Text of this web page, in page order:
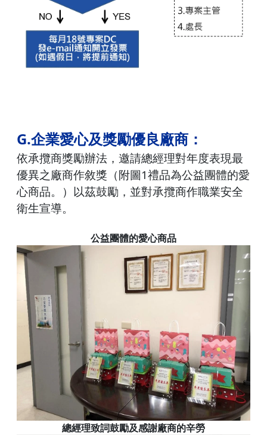
G.企業愛心及獎勵優良廠商：
依承攬商獎勵辦法，邀請總經理對年度表現最
優異之廠商作敘獎（附圖1禮品為公益團體的愛
心商品。）以茲鼓勵，並對承攬商作職業安全
衛生宣導。
公益團體的愛心商品
總經理致詞鼓勵及感謝廠商的辛勞